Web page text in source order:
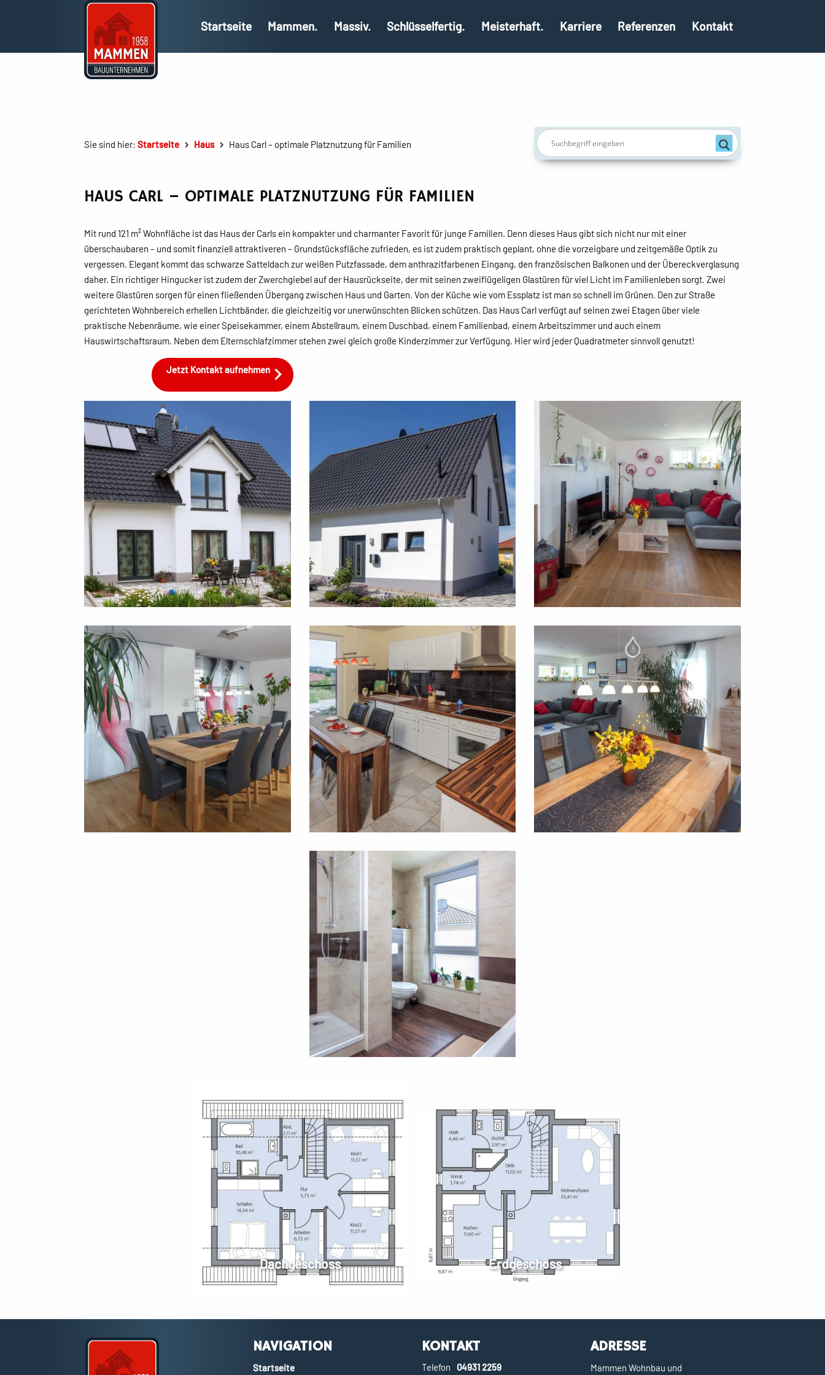
Startseite Mammen. Massiv. Schlüsselfertig. Meisterhaft. Karriere Referenzen Kontakt
Sie sind hier: Startseite Haus Haus Carl – optimale Platznutzung für Familien
HAUS CARL – OPTIMALE PLATZNUTZUNG FÜR FAMILIEN
Mit rund 121 m² Wohnfläche ist das Haus der Carls ein kompakter und charmanter Favorit für junge Familien. Denn dieses Haus gibt sich nicht nur mit einer
überschaubaren – und somit finanziell attraktiveren – Grundstücksfläche zufrieden, es ist zudem praktisch geplant, ohne die vorzeigbare und zeitgemäße Optik zu
vergessen. Elegant kommt das schwarze Satteldach zur weißen Putzfassade, dem anthrazitfarbenen Eingang, den französischen Balkonen und der Übereckverglasung
daher. Ein richtiger Hingucker ist zudem der Zwerchgiebel auf der Hausrückseite, der mit seinen zweiflügeligen Glastüren für viel Licht im Familienleben sorgt. Zwei
weitere Glastüren sorgen für einen fließenden Übergang zwischen Haus und Garten. Von der Küche wie vom Essplatz ist man so schnell im Grünen. Den zur Straße
gerichteten Wohnbereich erhellen Lichtbänder, die gleichzeitig vor unerwünschten Blicken schützen. Das Haus Carl verfügt auf seinen zwei Etagen über viele
praktische Nebenräume, wie einer Speisekammer, einem Abstellraum, einem Duschbad, einem Familienbad, einem Arbeitszimmer und auch einem
Hauswirtschaftsraum. Neben dem Elternschlafzimmer stehen zwei gleich große Kinderzimmer zur Verfügung. Hier wird jeder Quadratmeter sinnvoll genutzt!
Jetzt Kontakt aufnehmen
Dachgeschoss Erdgeschoss
NAVIGATION
Startseite
KONTAKT
Telefon
04931 2259
ADRESSE
Mammen Wohnbau und